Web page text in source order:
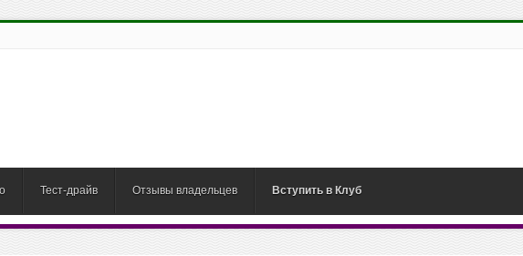
Тест-драйв Отзывы владельцев Вступить в Клуб